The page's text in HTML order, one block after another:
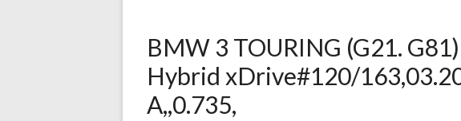
BMW 3 TOURING (G21.
Hybrid xDrive#120/
A,,0.735,